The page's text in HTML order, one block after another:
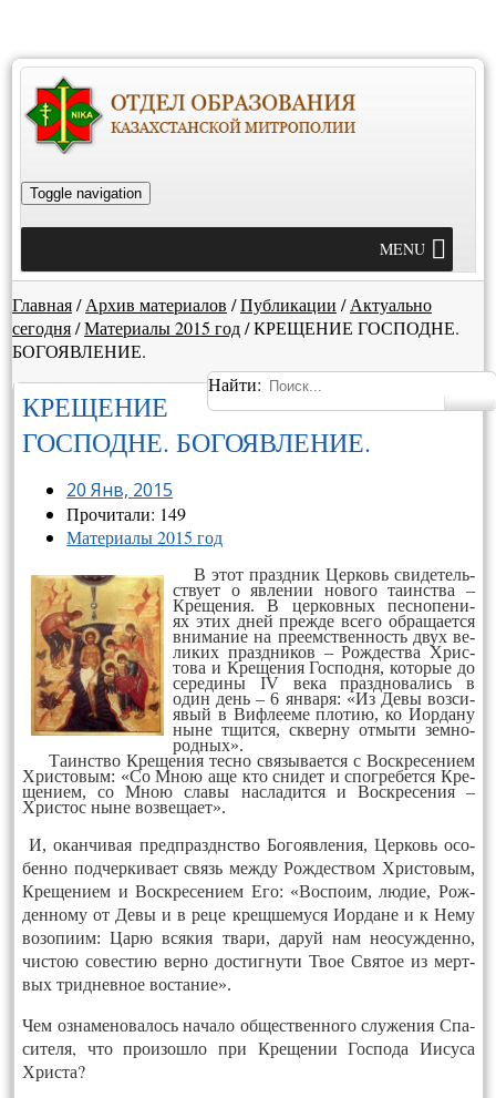
Toggle navigation
MENU
Главная/ Архив материалов /Публикации / Актуально
сегодня/Материалы 2015 год/КРЕЩЕНИЕ ГОСПОДНЕ.
БОГОЯВЛЕНИЕ.
Найти:
КРЕЩЕНИЕ
ГОСПОДНЕ. БОГОЯВЛЕНИЕ.
20 Янв, 2015
Прочитали: 149
Материалы 2015 год
В этот празд­ник Цер­ковь сви­де­тель­
ству­ет о яв­ле­нии но­во­го та­инс­тва –
Кре­ще­ния. В цер­ков­ных пес­но­пе­ни­
ях этих дней преж­де все­го об­ра­ща­ет­ся
вни­ма­ние на пре­емс­твен­ность двух ве­
ли­ких празд­ни­ков – Рож­дест­ва Хрис­
то­ва и Кре­ще­ния Гос­под­ня, ко­то­рые до
се­ре­ди­ны IV ве­ка празд­но­ва­лись в
один день – 6 ян­ва­ря: «Из Де­вы воз­си­
явый в Виф­ле­еме пло­тию, ко Иор­да­ну
ны­не тщит­ся, сквер­ну от­мы­ти зем­но­
род­ных».
Та­инс­тво Кре­ще­ния тес­но свя­зы­ва­ет­ся с Воск­ре­се­ни­ем
Хрис­то­вым: «Со Мною аще кто сни­дет и спог­ре­бет­ся Кре­
ще­ни­ем, со Мною сла­вы нас­ла­дит­ся и Воск­ре­се­ния –
Хрис­тос ны­не воз­ве­ща­ет».
И, окан­чи­вая предп­разднство Бо­го­яв­ле­ния, Цер­ковь осо­
бен­но под­чер­ки­ва­ет связь меж­ду Рож­дест­вом Хрис­то­вым,
Кре­ще­ни­ем и Воск­ре­се­ни­ем Его: «Вос­по­им, лю­дие, Рож­
ден­но­му от Де­вы и в ре­це крещ­ше­му­ся Иор­да­не и к Не­му
во­зо­пи­им: Ца­рю вся­кия тва­ри, да­руй нам не­осуж­ден­но,
чис­тою со­вес­тию вер­но дос­тиг­ну­ти Твое Свя­тое из мерт­
вых трид­нев­ное вос­та­ние».
Чем оз­на­ме­но­ва­лось на­ча­ло об­щест­вен­но­го слу­же­ния Спа­
си­те­ля, что про­изош­ло при Кре­ще­нии Гос­по­да Иису­са
Хрис­та?